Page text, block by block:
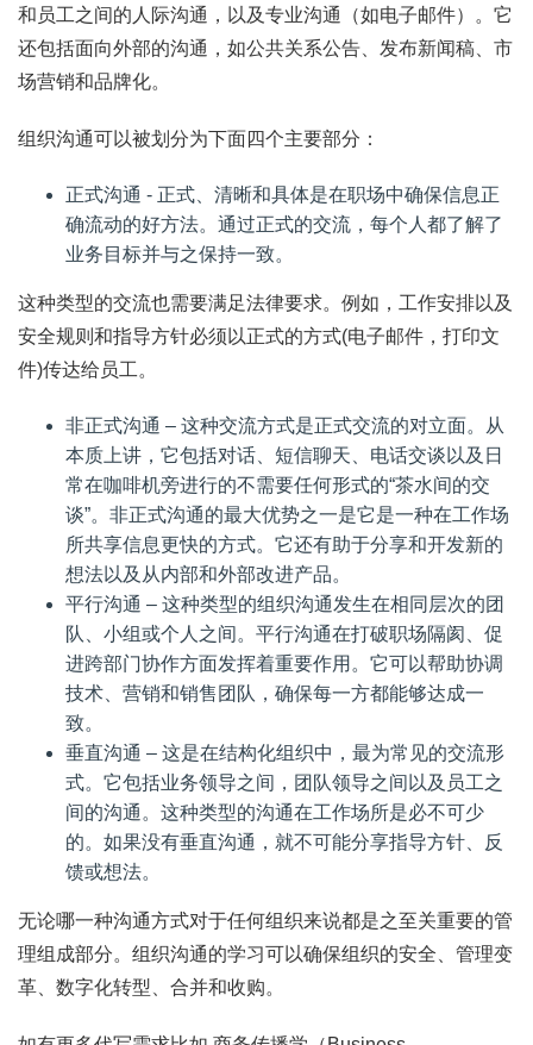
和员工之间的人际沟通，以及专业沟通（如电子邮件）。它
还包括面向外部的沟通，如公共关系公告、发布新闻稿、市
场营销和品牌化。
组织沟通可以被划分为下面四个主要部分：
正式沟通 ⁠- 正式、清晰和具体是在职场中确保信息正
确流动的好方法。通过正式的交流，每个人都了解了
业务目标并与之保持一致。
这种类型的交流也需要满足法律要求。例如，工作安排以及
安全规则和指导方针必须以正式的方式(电子邮件，打印文
件)传达给员工。
非正式沟通 – 这种交流方式是正式交流的对立面。从
本质上讲，它包括对话、短信聊天、电话交谈以及日
常在咖啡机旁进行的不需要任何形式的“茶水间的交
谈”。非正式沟通的最大优势之一是它是一种在工作场
所共享信息更快的方式。它还有助于分享和开发新的
想法以及从内部和外部改进产品。
平行沟通 – 这种类型的组织沟通发生在相同层次的团
队、小组或个人之间。平行沟通在打破职场隔阂、促
进跨部门协作方面发挥着重要作用。它可以帮助协调
技术、营销和销售团队，确保每一方都能够达成一
致。
垂直沟通 – 这是在结构化组织中，最为常见的交流形
式。它包括业务领导之间，团队领导之间以及员工之
间的沟通。这种类型的沟通在工作场所是必不可少
的。如果没有垂直沟通，就不可能分享指导方针、反
馈或想法。
无论哪一种沟通方式对于任何组织来说都是之至关重要的管
理组成部分。组织沟通的学习可以确保组织的安全、管理变
革、数字化转型、合并和收购。